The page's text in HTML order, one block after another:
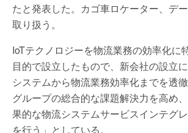
たと発表した。カゴ車ロケーター、デ
取り扱う。
IoTテクノロジーを物流業務の効率化に
目的で設立したもので、新会社の設立
システムから物流業務効率化までを透
グループの総合的な課題解決力を高め
果的な物流システムサービスインテグ
を行う」としている。